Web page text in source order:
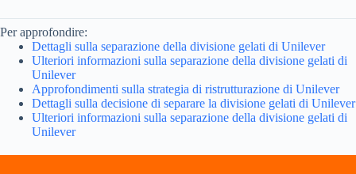
Per approfondire:
Dettagli sulla separazione della divisione gelati di Unilever
Ulteriori informazioni sulla separazione della divisione gelati di
Unilever
Approfondimenti sulla strategia di ristrutturazione di Unilever
Dettagli sulla decisione di separare la divisione gelati di Unilever
Ulteriori informazioni sulla separazione della divisione gelati di
Unilever